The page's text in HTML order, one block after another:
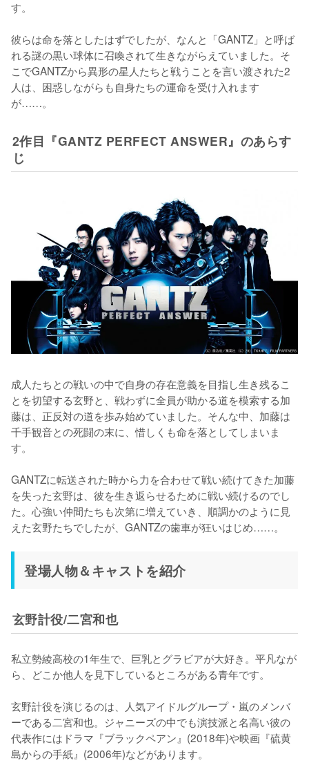
す。
彼らは命を落としたはずでしたが、なんと「GANTZ」と呼ば
れる謎の黒い球体に召喚されて生きながらえていました。そ
こでGANTZから異形の星人たちと戦うことを言い渡された2
人は、困惑しながらも自身たちの運命を受け入れます
が……。
2作目『GANTZ PERFECT ANSWER』のあらす
じ
成人たちとの戦いの中で自身の存在意義を目指し生き残るこ
とを切望する玄野と、戦わずに全員が助かる道を模索する加
藤は、正反対の道を歩み始めていました。そんな中、加藤は
千手観音との死闘の末に、惜しくも命を落としてしまいま
す。
GANTZに転送された時から力を合わせて戦い続けてきた加藤
を失った玄野は、彼を生き返らせるために戦い続けるのでし
た。心強い仲間たちも次第に増えていき、順調かのように見
えた玄野たちでしたが、GANTZの歯車が狂いはじめ……。
登場人物＆キャストを紹介
玄野計役/二宮和也
私立勢綾高校の1年生で、巨乳とグラビアが大好き。平凡なが
ら、どこか他人を見下しているところがある青年です。
玄野計役を演じるのは、人気アイドルグループ・嵐のメンバ
ーである二宮和也。ジャニーズの中でも演技派と名高い彼の
代表作にはドラマ『ブラックペアン』(2018年)や映画『硫黄
島からの手紙』(2006年)などがあります。